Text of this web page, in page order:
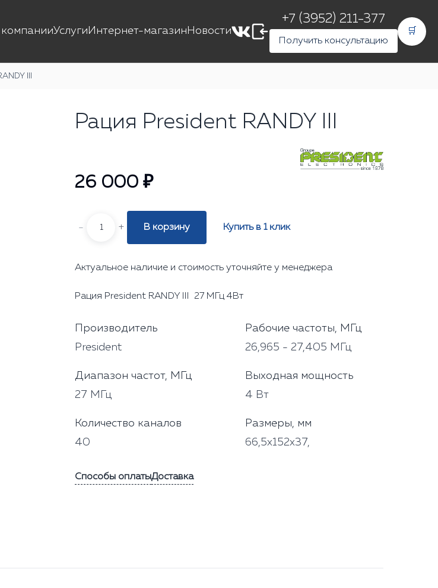
Услуги Интернет-магазин Новости
+7 (3952) 211-377
Получить консультацию
🛒
III
Рация President RANDY III
26 000 ₽
- + В корзину Купить в 1 клик
Актуальное наличие и стоимость уточняйте у менеджера
Рация President RANDY III 27 МГц 4Вт
Производитель
President
Рабочие частоты, МГц
26,965 - 27,405 МГц
Диапазон частот, МГц
27 МГц
Выходная мощность
4 Вт
Количество каналов
40
Размеры, мм
66,5x152х37,
Способы оплатыДоставка